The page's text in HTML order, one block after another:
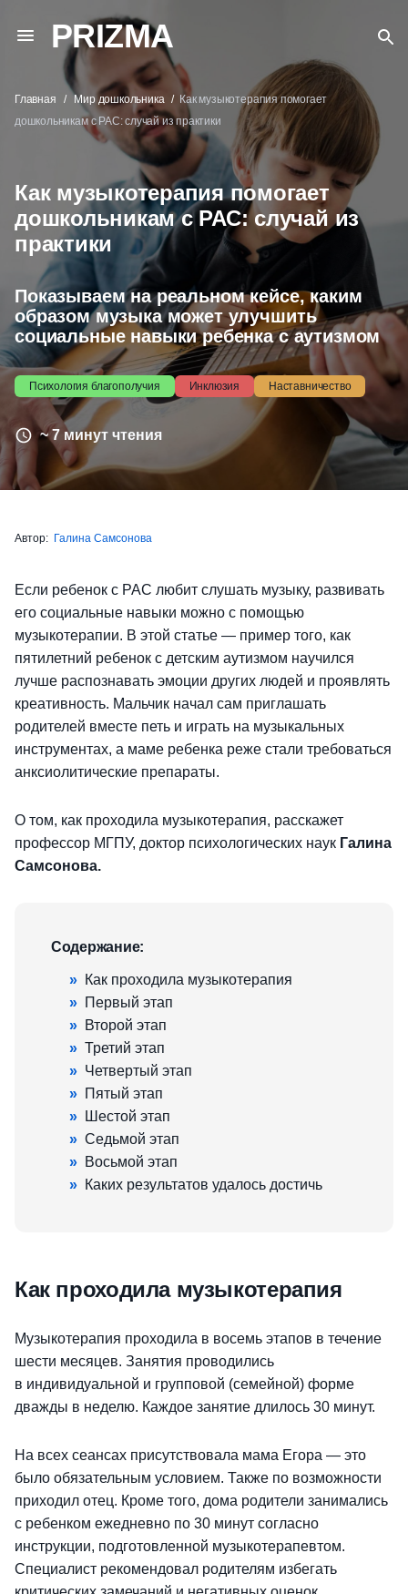
PRIZMA
Главная Мир дошкольника
Как музыкотерапия помогает
дошкольникам с РАС: случай из практики
Как музыкотерапия помогает
дошкольникам с РАС: случай из
практики
Показываем на реальном кейсе, каким
образом музыка может улучшить
социальные навыки ребенка с аутизмом
Психология благополучия Инклюзия Наставничество
~ 7 минут чтения
Автор: Галина Самсонова
Если ребенок с РАС любит слушать музыку, развивать
его социальные навыки можно с помощью
музыкотерапии. В этой статье — пример того, как
пятилетний ребенок с детским аутизмом научился
лучше распознавать эмоции других людей и проявлять
креативность. Мальчик начал сам приглашать
родителей вместе петь и играть на музыкальных
инструментах, а маме ребенка реже стали требоваться
анксиолитические препараты.
О том, как проходила музыкотерапия, расскажет
профессор МГПУ, доктор психологических наук Галина
Самсонова.
Содержание:
» Как проходила музыкотерапия
» Первый этап
» Второй этап
» Третий этап
» Четвертый этап
» Пятый этап
»
Шестой этап
» Седьмой этап
» Восьмой этап
» Каких результатов удалось достичь
Как проходила музыкотерапия
Музыкотерапия проходила в восемь этапов в течение
шести месяцев. Занятия проводились
в индивидуальной и групповой (семейной) форме
дважды в неделю. Каждое занятие длилось 30 минут.
На всех сеансах присутствовала мама Егора — это
было обязательным условием. Также по возможности
приходил отец. Кроме того, дома родители занимались
с ребенком ежедневно по 30 минут согласно
инструкции, подготовленной музыкотерапевтом.
Специалист рекомендовал родителям избегать